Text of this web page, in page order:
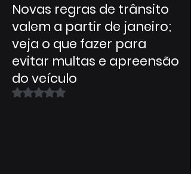
Novas regras de trânsito
valem a partir de janeiro;
veja o que fazer para
evitar multas e apreensão
do veículo
Avaliado com NaN de 5 estrelas.